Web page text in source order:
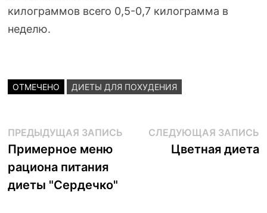
килограммов всего 0,5-0,7 килограмма в
неделю.
ОТМЕЧЕНО ДИЕТЫ ДЛЯ ПОХУДЕНИЯ
Навигация
по
записям
ПРЕДЫДУЩАЯ ЗАПИСЬПредыдущая
Примерное меню
рациона питания
диеты "Сердечко"
СЛЕДУЮЩАЯ ЗАПИСЬ
Цветная диета